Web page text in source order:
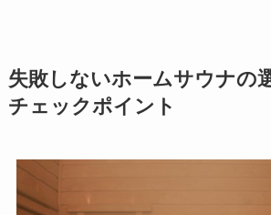
失敗しないホームサウナの
チェックポイント